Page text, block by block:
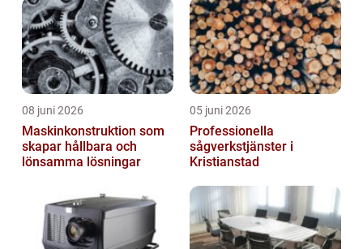
cuphelger
08 juni 2026
Maskinkonstruktion som
skapar hållbara och
lönsamma lösningar
05 juni 2026
Professionella
sågverkstjänster i
Kristianstad